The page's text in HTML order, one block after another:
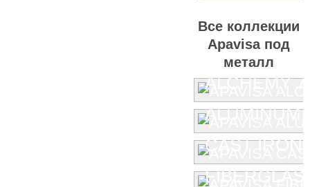
Все коллекции
Apavisa под
металл
ALCHEMY
ALUMINUM
CAST IRON